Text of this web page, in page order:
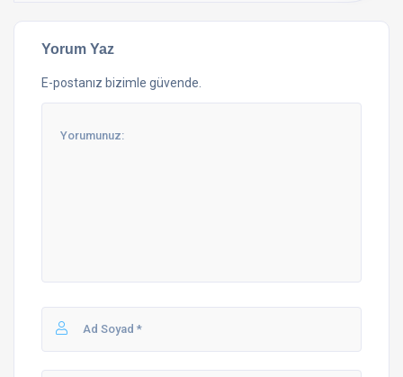
Yorum Yaz
E-postanız bizimle güvende.